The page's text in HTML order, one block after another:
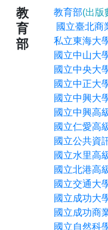
教
育
部
教育部(出版
國立臺北商
私立東海大
國立中山大
國立中央大
國立中正大
國立中興大
國立中興高
國立仁愛高
國立公共資
國立水里高
國立北港高
國立交通大
國立成功大
國立成功商
國立自然科